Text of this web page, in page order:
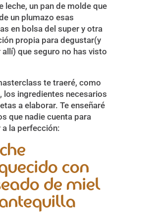
leche, un pan de molde que
un plumazo esas
en bolsa del super y otra
propia para degustar(y
que seguro no has visto
te traeré, como
los ingredientes necesarios
a elaborar. Te enseñaré
que nadie cuenta para
a la perfección:
con
de miel